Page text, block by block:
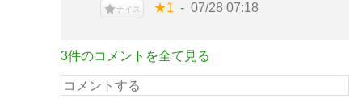
ナイス ★1 07/28 07:18
3件のコメントを全て見る